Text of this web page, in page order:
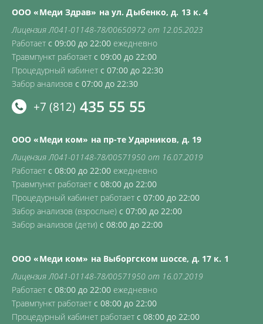
ООО «Меди Здрав» на ул. Дыбенко, д. 13 к. 4
Лицензия Л041-01148-78/00650972 от 12.05.2023
Работает с 09:00 до 22:00 ежедневно
Травмпункт работает с 09:00 до 22:00
Процедурный кабинет с 07:00 до 22:30
Забор анализов с 07:00 до 22:30
+7 (812) 435 55 55
ООО «Меди ком» на пр-те Ударников, д. 19
Лицензия Л041-01148-78/00571950 от 16.07.2019
Работает с 08:00 до 22:00 ежедневно
Травмпункт работает с 08:00 до 22:00
Процедурный кабинет работает с 07:00 до 22:00
Забор анализов (взрослые) с 07:00 до 22:00
Забор анализов (дети) с 08:00 до 22:00
ООО «Меди ком» на Выборгском шоссе, д. 17 к. 1
Лицензия Л041-01148-78/00571950 от 16.07.2019
Работает с 08:00 до 22:00 ежедневно
Травмпункт работает с 08:00 до 22:00
Процедурный кабинет работает с 08:00 до 22:00